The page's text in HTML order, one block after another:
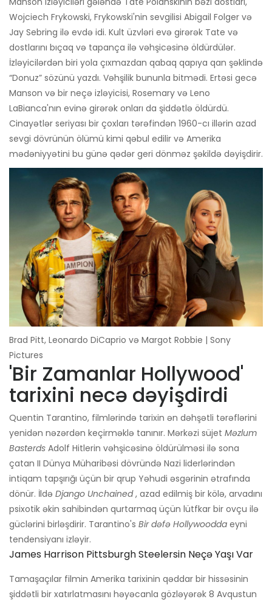
Wojciech Frykowski, Frykowski'nin sevgilisi Abigail Folger və
Jay Sebring ilə evdə idi. Kult üzvləri evə girərək Tate və
dostlarını bıçaq və tapança ilə vəhşicəsinə öldürdülər.
İzləyicilərdən biri yola çıxmazdan qabaq qapıya qan şəklində
“Donuz” sözünü yazdı. Vəhşilik bununla bitmədi. Ertəsi gecə
Manson və bir neçə izləyicisi, Rosemary və Leno
LaBianca'nın evinə girərək onları da şiddətlə öldürdü.
Cinayətlər seriyası bir çoxları tərəfindən 1960-cı illərin azad
sevgi dövrünün ölümü kimi qəbul edilir və Amerika
mədəniyyətini bu günə qədər geri dönməz şəkildə dəyişdirir.
Brad Pitt, Leonardo DiCaprio və Margot Robbie | Sony
Pictures
'Bir Zamanlar Hollywood'
tarixini necə dəyişdirdi
Quentin Tarantino, filmlərində tarixin ən dəhşətli tərəflərini
yenidən nəzərdən keçirməklə tanınır. Mərkəzi süjet Məzlum
Basterds Adolf Hitlerin vəhşicəsinə öldürülməsi ilə sona
çatan II Dünya Müharibəsi dövründə Nazi liderlərindən
intiqam tapşırığı üçün bir qrup Yəhudi əsgərinin ətrafında
dönür. İldə Django Unchained, azad edilmiş bir kölə, arvadını
psixotik əkin sahibindən qurtarmaq üçün lütfkar bir ovçu ilə
güclərini birləşdirir. Tarantino's Bir dəfə Hollywoodda eyni
tendensiyanı izləyir.
James Harrison Pittsburgh Steelersin Neçə Yaşı Var
Tamaşaçılar filmin Amerika tarixinin qəddar bir hissəsinin
şiddətli bir xatırlatmasını həyəcanla gözləyərək 8 Avqustun